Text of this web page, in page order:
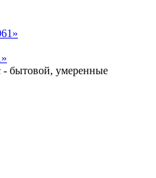
- бытовой, умеренные